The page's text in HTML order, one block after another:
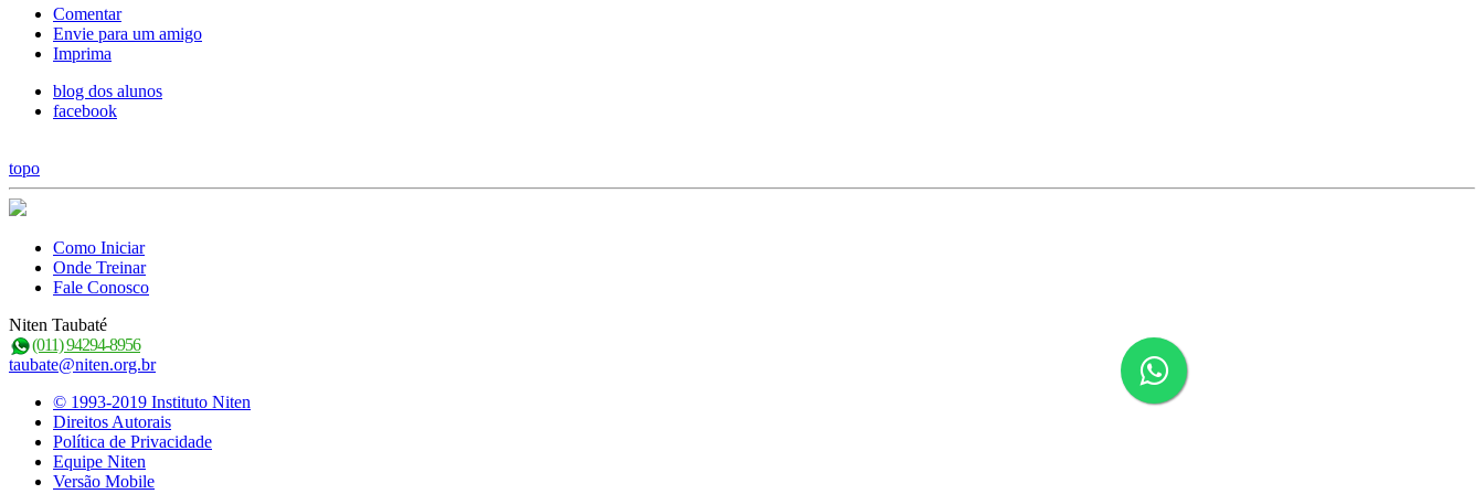
Comentar
Envie para um amigo
Imprima
blog dos alunos
facebook
topo
Como Iniciar
Onde Treinar
Fale Conosco
Niten Taubaté
(011) 94294-8956
taubate@niten.org.br
© 1993-2019 Instituto Niten
Direitos Autorais
Política de Privacidade
Equipe Niten
Versão Mobile